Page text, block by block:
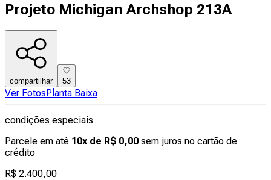
Projeto Michigan Archshop 213A
compartilhar 53
Ver FotosPlanta Baixa
condições especiais
Parcele em até 10x de R$ 0,00 sem juros no cartão de
crédito
R$ 2.400,00